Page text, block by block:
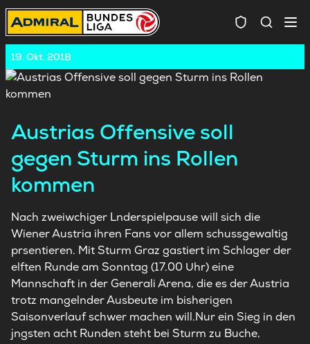
19. Okt. 2018
Austrias Offensive soll
gegen Sturm ins Rollen
kommen
Nach zweiwchiger Lnderspielpause will sich die
Wiener Austria ihren Fans vor allem schussgewaltig
prsentieren. Mit Sturm Graz gastiert im Schlager der
elften Runde am Sonntag (17.00 Uhr) eine
Mannschaft in der Generali Arena, die es der Austria
trotz mangelnder Ausbeute im bisherigen
Saisonverlauf schwer machen will.Nur ein Sieg in den
jngsten acht Runden steht bei Sturm zu Buche,